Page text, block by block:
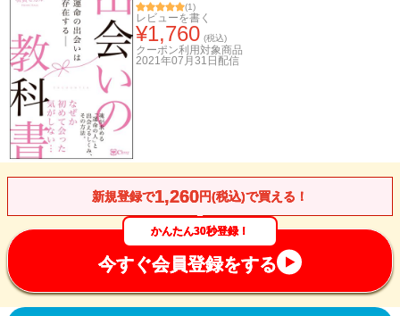
(1)
レビューを書く
¥1,760 (税込)
クーポン利用対象商品
2021年07月31日 配信
新規登録で1,260円(税込)で買える！
かんたん30秒登録！
今すぐ会員登録をする